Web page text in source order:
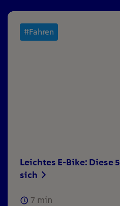
#Fahren
Leichtes E-Bike: Diese
sich
7 min